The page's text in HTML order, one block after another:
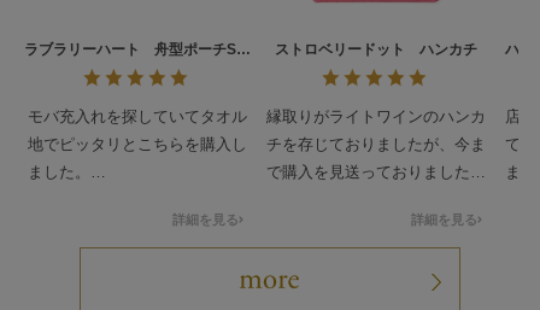
ラブラリーハート 舟型ポーチS
L/LRH-257146
詳細を見る
モバ充入れを探していてタオル
地でピッタリとこちらを購入し
ました。
日もあったので先に買い物カゴ
ストロベリードット ハンカチ
詳細を見る
縁取りがライトワインのハンカ
チを存じておりましたが、今ま
で購入を見送っておりました。
縁取りがネイビーのハンカチ
た私の初ラブラリーでした。当
ハイ
店
て
ま